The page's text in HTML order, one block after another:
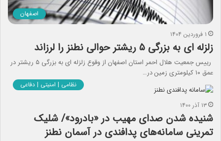
اصفهان
۱ فروردین ۱۴۰۴
زلزله ای به بزرگی ۵ ریشتر حوالی نطنز را لرزاند
رییس جمعیت هلال احمر استان اصفهان از وقوع زلزله ای به بزرگی ۵ ریشتر در
عمق ۱۰ کیلومتری زمین در…
نظامی | امنیتی | دفاعی
۱۳ آذر ۱۴۰۰
شنیده شدن صدای مهیب در «بادرود»/ شلیک
تمرینی سامانه‌های پدافندی در آسمان نطنز